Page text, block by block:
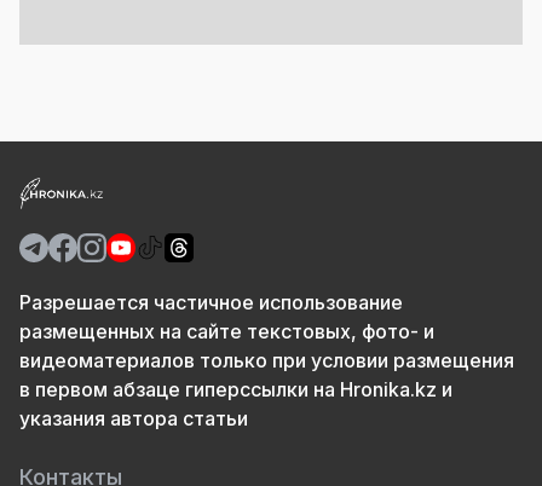
Разрешается частичное использование
размещенных на сайте текстовых, фото- и
видеоматериалов только при условии размещения
в первом абзаце гиперссылки на Hronika.kz и
указания автора статьи
Контакты